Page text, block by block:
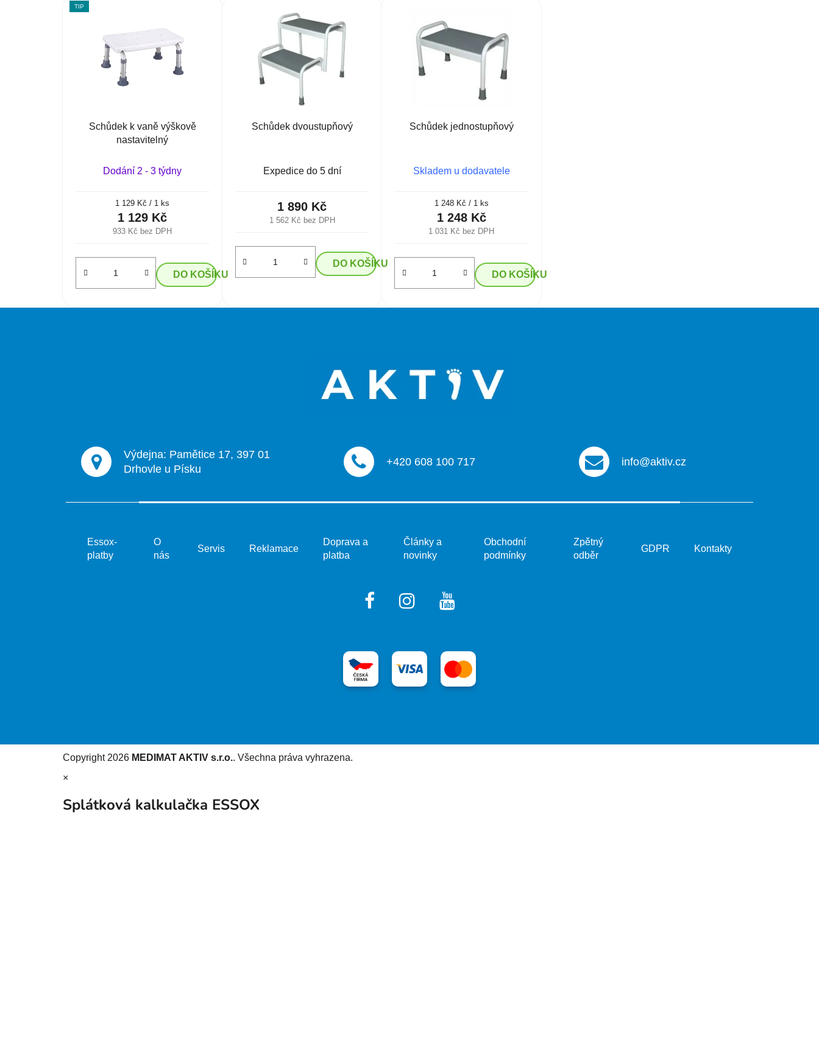
TIP
Schůdek k vaně výškově
nastavitelný
Dodání 2 - 3 týdny
933 Kč bez DPH
1 129 Kč
Měrná
cena:
1 129 Kč / 1 ks
DO KOŠÍKU
Schůdek dvoustupňový
Expedice do 5 dní
1 562 Kč bez DPH
1 890 Kč
DO KOŠÍKU
Schůdek jednostupňový
Skladem u dodavatele
1 031 Kč bez DPH
1 248 Kč
Měrná
cena:
1 248 Kč / 1 ks
DO KOŠÍKU
Výdejna: Pamětice 17, 397 01
Drhovle u Písku
+420 608 100 717 info@aktiv.cz
Essox-
platby
O
nás
Servis Reklamace
Doprava a
platba
Články a
novinky
Obchodní
podmínky
Zpětný
odběr
GDPR Kontakty
Copyright 2026 MEDIMAT AKTIV s.r.o.. Všechna práva vyhrazena.
×
Splátková kalkulačka ESSOX